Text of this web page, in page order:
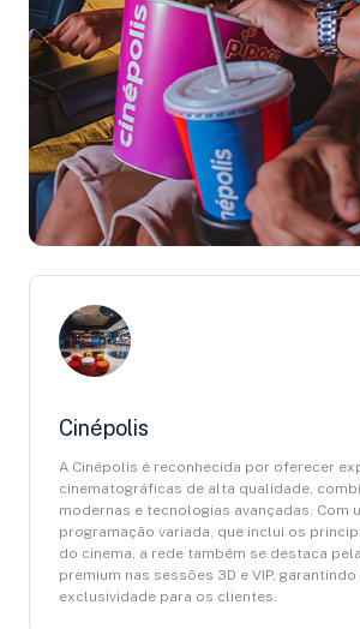
Cinépolis
A Cinépolis é reconhecida por oferecer
cinematográficas de alta qualidade,
modernas e tecnologias avançadas. Com
programação variada, que inclui os
do cinema, a rede também se destaca
premium nas sessões 3D e VIP,
exclusividade para os clientes.